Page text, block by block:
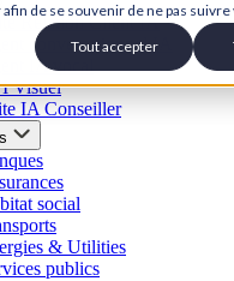
de se souvenir de ne pas
Tout accepter
Relation Client IA
conversationnel IA
IA vocal
Visuel
IA Conseiller
social
& Utilities
publics